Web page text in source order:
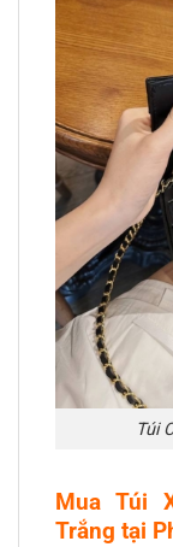
Túi
Mua Túi
Trắng tại